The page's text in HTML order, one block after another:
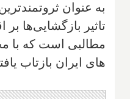
به عنوان
تاثیر بازگشایی‌ها بر
مطالبی است که با
های ایران بازتاب